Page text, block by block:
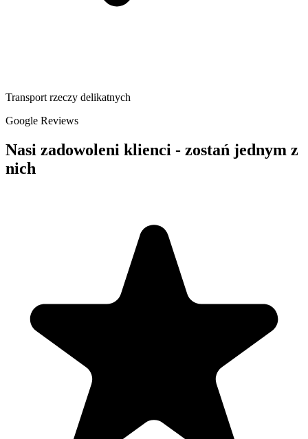
Transport rzeczy delikatnych
Google Reviews
Nasi zadowoleni klienci - zostań jednym z
nich